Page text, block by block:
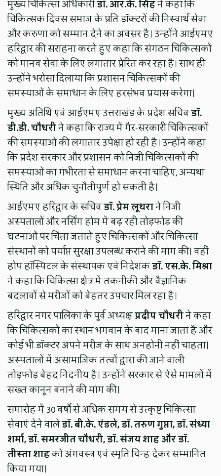
मुख्य चिकित्सा अधिकारीडॉ. आर.के. सिंहने कहा कि
चिकित्सक दिवस समाज के प्रति डॉक्टरों की निस्वार्थ सेवा
और करुणा को सम्मान देने का अवसर है। उन्होंने आईएमए
हरिद्वार की सराहना करते हुए कहा कि संगठन चिकित्सकों
को मानव सेवा के लिए लगातार प्रेरित कर रहा है। साथ ही
उन्होंने भरोसा दिलाया कि प्रशासन चिकित्सकों की
समस्याओं के समाधान के लिए हरसंभव प्रयास करेगा।
मुख्य अतिथि एवं आईएमए उत्तराखंड के प्रदेश सचिवडॉ.
डी.डी. चौधरीने कहा कि राज्य में गैर-सरकारी चिकित्सकों
की समस्याओं की लगातार उपेक्षा हो रही है। उन्होंने कहा
कि प्रदेश सरकार और प्रशासन को निजी चिकित्सकों की
समस्याओं का गंभीरता से समाधान करना चाहिए, अन्यथा
स्थिति और अधिक चुनौतीपूर्ण हो सकती है।
आईएमए हरिद्वार के सचिवडॉ. प्रेम लूथराने निजी
अस्पतालों और नर्सिंग होम में बढ़ रही तोड़फोड़ की
घटनाओं पर चिंता जताते हुए चिकित्सकों और चिकित्सा
संस्थानों को पर्याप्त सुरक्षा उपलब्ध कराने की मांग की। वहीं
होप हॉस्पिटल के संस्थापक एवं निदेशकडॉ. एस.के. मिश्रा
ने कहा कि चिकित्सा क्षेत्र में तकनीकी और वैज्ञानिक
बदलावों से मरीजों को बेहतर उपचार मिल रहा है।
हरिद्वार नगर पालिका के पूर्व अध्यक्षप्रदीप चौधरीने कहा
कि चिकित्सकों का स्थान भगवान के बाद माना जाता है और
कोई भी डॉक्टर अपने मरीज के साथ अनहोनी नहीं चाहता।
अस्पतालों में असामाजिक तत्वों द्वारा की जाने वाली
तोड़फोड़ बेहद निंदनीय है। उन्होंने सरकार से ऐसे मामलों में
सख्त कानून बनाने की मांग की।
समारोह में 30 वर्षों से अधिक समय से उत्कृष्ट चिकित्सा
सेवाएं देने वालेडॉ. बी.के. एंडले, डॉ. तरुण गुप्ता, डॉ. संध्या
शर्मा, डॉ. समरजीत चौधरी, डॉ. संजय शाह और डॉ.
तीस्ता शाहको अंगवस्त्र एवं स्मृति चिन्ह देकर सम्मानित
किया गया।